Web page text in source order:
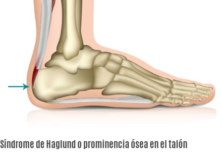
Síndrome de Haglund o prominencia ósea en el talón